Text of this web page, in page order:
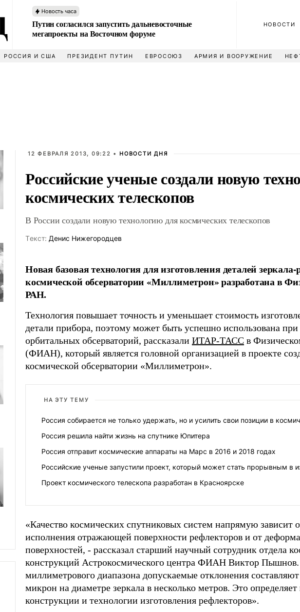
Новость часа
Путин согласился запустить дальневосточные
мегапроекты на Восточном форуме
НОВОСТИ
РОССИЯ И США ПРЕЗИДЕНТ ПУТИН ЕВРОСОЮЗ АРМИЯ И ВООРУЖЕНИЕ
12 ФЕВРАЛЯ 2013, 09:22 • НОВОСТИ ДНЯ
Российские ученые создали новую
космических телескопов
В России создали новую технологию для космических телескопов
Tекст: Денис Нижегородцев
Новая базовая технология для изготовления деталей
космической обсерватории «Миллиметрон» разработана в
РАН.
Технология повышает точность и уменьшает стоимость
детали прибора, поэтому может быть успешно использована
орбитальных обсерваторий, рассказали ИТАР-ТАСС в
(ФИАН), который является головной организацией в проекте
космической обсерватории «Миллиметрон».
НА ЭТУ ТЕМУ
Россия собирается не только удержать, но и усилить свои позиции в
Россия решила найти жизнь на спутнике Юпитера
Россия отправит космические аппараты на Марс в 2016 и 2018 годах
Российские ученые запустили проект, который может стать прорывным в
Проект космического телескопа разработан в Красноярске
«Качество космических спутниковых систем напрямую зависит
исполнения отражающей поверхности рефлекторов и от
поверхностей, - рассказал старший научный сотрудник отдела
конструкций Астрокосмического центра ФИАН Виктор
миллиметрового диапазона допускаемые отклонения составляют
микрон на диаметре зеркала в несколько метров. Это
конструкции и технологии изготовления рефлекторов».